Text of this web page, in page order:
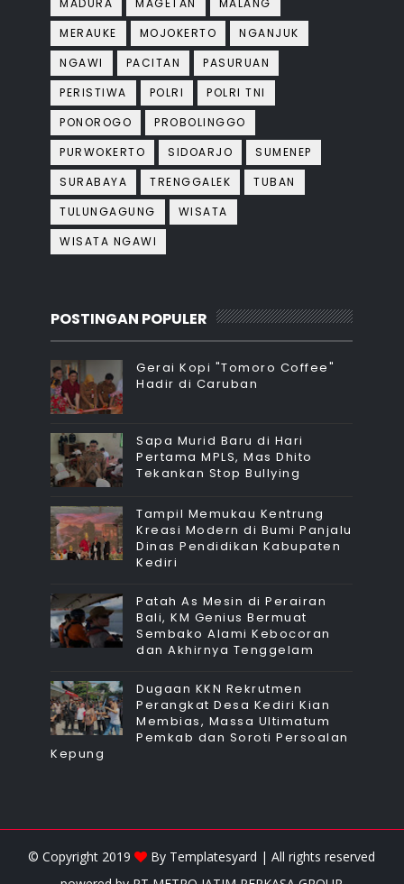
MADURA
MAGETAN
MALANG
MERAUKE
MOJOKERTO
NGANJUK
NGAWI
PACITAN
PASURUAN
PERISTIWA
POLRI
POLRI TNI
PONOROGO
PROBOLINGGO
PURWOKERTO
SIDOARJO
SUMENEP
SURABAYA
TRENGGALEK
TUBAN
TULUNGAGUNG
WISATA
WISATA NGAWI
POSTINGAN POPULER
Gerai Kopi "Tomoro Coffee"
Hadir di Caruban
Sapa Murid Baru di Hari
Pertama MPLS, Mas Dhito
Tekankan Stop Bullying
Tampil Memukau Kentrung
Kreasi Modern di Bumi Panjalu
Dinas Pendidikan Kabupaten
Kediri
Patah As Mesin di Perairan
Bali, KM Genius Bermuat
Sembako Alami Kebocoran
dan Akhirnya Tenggelam
Dugaan KKN Rekrutmen
Perangkat Desa Kediri Kian
Membias, Massa Ultimatum
Pemkab dan Soroti Persoalan
Kepung
© Copyright 2019 By Templatesyard | All rights reserved